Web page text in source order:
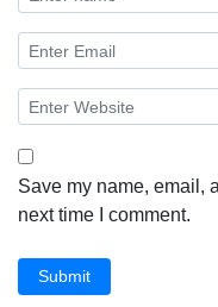
Save my name, email,
next time I comment.
Submit